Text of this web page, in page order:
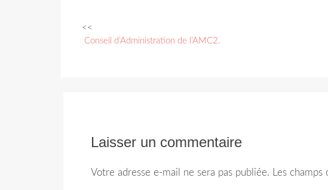
Navigation
<<
Conseil d’Administration de l’AMC2.
Laisser un commentaire
Votre adresse e-mail ne sera pas publiée. Les